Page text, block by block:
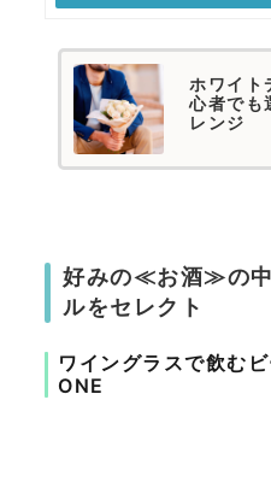
ホワイト
心者でも
レンジ
好みの≪お酒≫の中
ルをセレクト
ワイングラスで飲む
ONE